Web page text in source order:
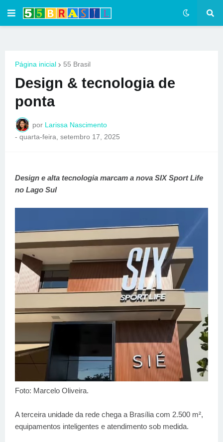
Página inicial 55 Brasil
Design & tecnologia de
ponta
por Larissa Nascimento
- quarta-feira, setembro 17, 2025
Design e alta tecnologia marcam a nova SIX Sport Life
no Lago Sul
Foto: Marcelo Oliveira.
A terceira unidade da rede chega a Brasília com 2.500 m²,
equipamentos inteligentes e atendimento sob medida.